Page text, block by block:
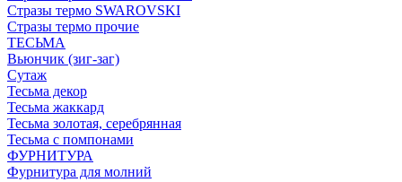
Стразы термо SWAROVSKI
Стразы термо прочие
ТЕСЬМА
Вьюнчик (зиг-заг)
Сутаж
Тесьма декор
Тесьма жаккард
Тесьма золотая, серебрянная
Тесьма с помпонами
ФУРНИТУРА
Фурнитура для молний